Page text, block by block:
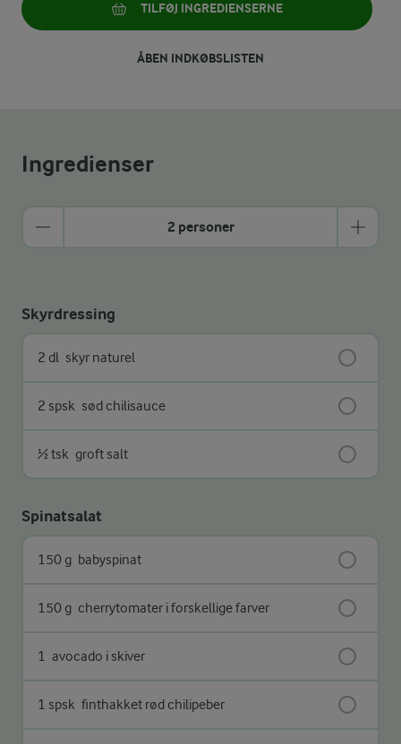
TILFØJ INGREDIENSERNE
ÅBEN INDKØBSLISTEN
Ingredienser
2 personer
Skyrdressing
2 dl skyr naturel
2 spsk sød chilisauce
½ tsk groft salt
Spinatsalat
150 g babyspinat
150 g cherrytomater i forskellige farver
1 avocado i skiver
1 spsk finthakket rød chilipeber